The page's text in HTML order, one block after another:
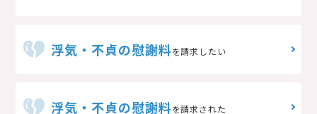
浮気・不貞の慰謝料を請求したい
浮気・不貞の慰謝料を請求された